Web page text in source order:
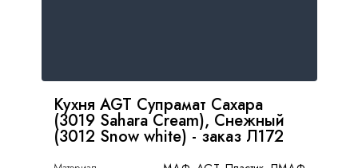
Кухня AGT Супрамат Сахара
(3019 Sahara Cream), Снежный
(3012 Snow white) - заказ Л172